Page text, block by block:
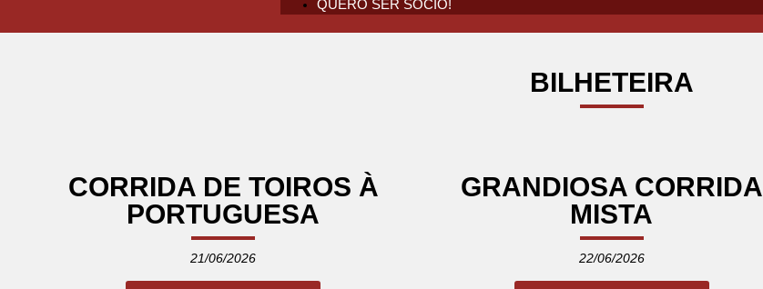
QUERO SER SÓCIO!
BILHETEIRA
CORRIDA DE TOIROS À
PORTUGUESA
21/06/2026
GRANDIOSA CORRIDA
MISTA
22/06/2026